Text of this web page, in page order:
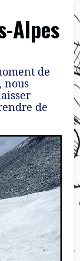
Alpes
de
nous
de